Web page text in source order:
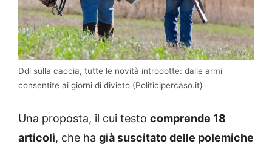
Ddl sulla caccia, tutte le novità introdotte: dalle armi
consentite ai giorni di divieto (Politicipercaso.it)
Una proposta, il cui testo comprende 18
articoli, che ha già suscitato delle polemiche